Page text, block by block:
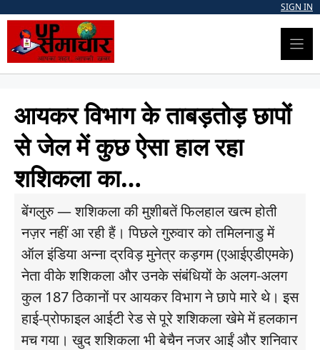
content
SIGN IN
आयकर विभाग के ताबड़तोड़ छापों
से जेल में कुछ ऐसा हाल रहा
शशिकला का…
बेंगलुरु — शशिकला की मुशीबतें फिलहाल खत्म होती
नज़र नहीं आ रही हैं। पिछले गुरुवार को तमिलनाडु में
ऑल इंडिया अन्ना द्रविड़ मुनेत्र कड़गम (एआईएडीएमके)
नेता वीके शशिकला और उनके संबंधियों के अलग-अलग
कुल 187 ठिकानों पर आयकर विभाग ने छापे मारे थे। इस
हाई-प्रोफाइल आईटी रेड से पूरे शशिकला खेमे में हलकान
मच गया। खुद शशिकला भी बेचैन नजर आईं और शनिवार